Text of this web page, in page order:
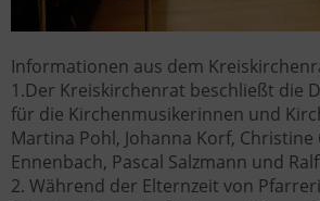
Informationen aus dem
1.Der Kreiskirchenrat beschließt die
für die Kirchenmusikerinnen und
Martina Pohl, Johanna Korf,
Ennenbach, Pascal Salzmann und
2. Während der Elternzeit von